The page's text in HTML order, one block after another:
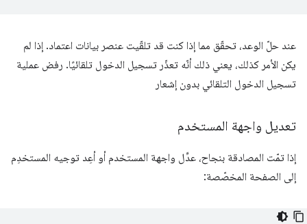
عند حلّ الوعد، تحقّق مما إذا كنت قد تلقّيت عنصر بيانات اعتماد. إذا لم
يكن الأمر كذلك، يعني ذلك أنّه تعذّر تسجيل الدخول تلقائيًا. رفض عملية
تسجيل الدخول التلقائي بدون إشعار
تعديل واجهة المستخدم
إذا تمّت المصادقة بنجاح، عدِّل واجهة المستخدم أو أعِد توجيه المستخدِم
إلى الصفحة المخصّصة: